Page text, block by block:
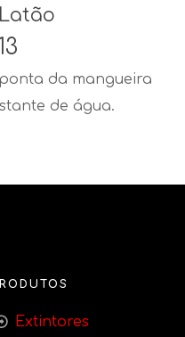
da mangueira
de água.
Extintores